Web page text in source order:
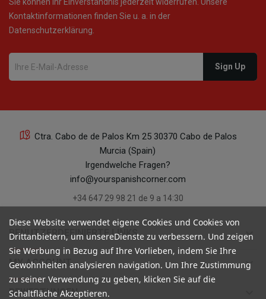
Sie können Ihr Einverständnis jederzeit widerrufen. Unsere
Kontaktinformationen finden Sie u. a. in der
Datenschutzerklärung.
Ctra. Cabo de de Palos Km 25 30370 Cabo de Palos
Murcia (Spain)
Irgendwelche Fragen?
info@yourspanishcorner.com
+34 647 29 98 21 de 9 a 14:30
BENUTZERDEFINIERTE LINKS keyboard_arrow_down
MY ACCOUNT keyboard_arrow_down
BEWERTUNGEN
Diese Website verwendet eigene Cookies und Cookies von
Drittanbietern, um unsereDienste zu verbessern. Und zeigen
Sie Werbung in Bezug auf Ihre Vorlieben, indem Sie Ihre
Gewohnheiten analysieren navigation. Um Ihre Zustimmung
zu seiner Verwendung zu geben, klicken Sie auf die
Schaltfläche Akzeptieren.